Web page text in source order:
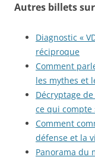
Autres billets
Diagnostic «
réciproque
Comment
les mythes et
Décryptage
ce qui compte
Comment
défense et la
Panorama du